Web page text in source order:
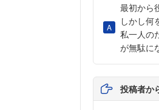
最初から
しかし何
私一人の
が無駄に
投稿者か